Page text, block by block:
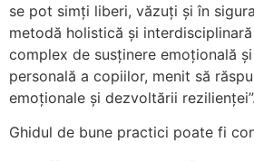
se pot simți liberi, văzuți și în
metodă holistică și
complex de susținere emoțională
personală a copiilor, menit să
emoționale și dezvoltării rezilienței”.
Ghidul de bune practici poate fi